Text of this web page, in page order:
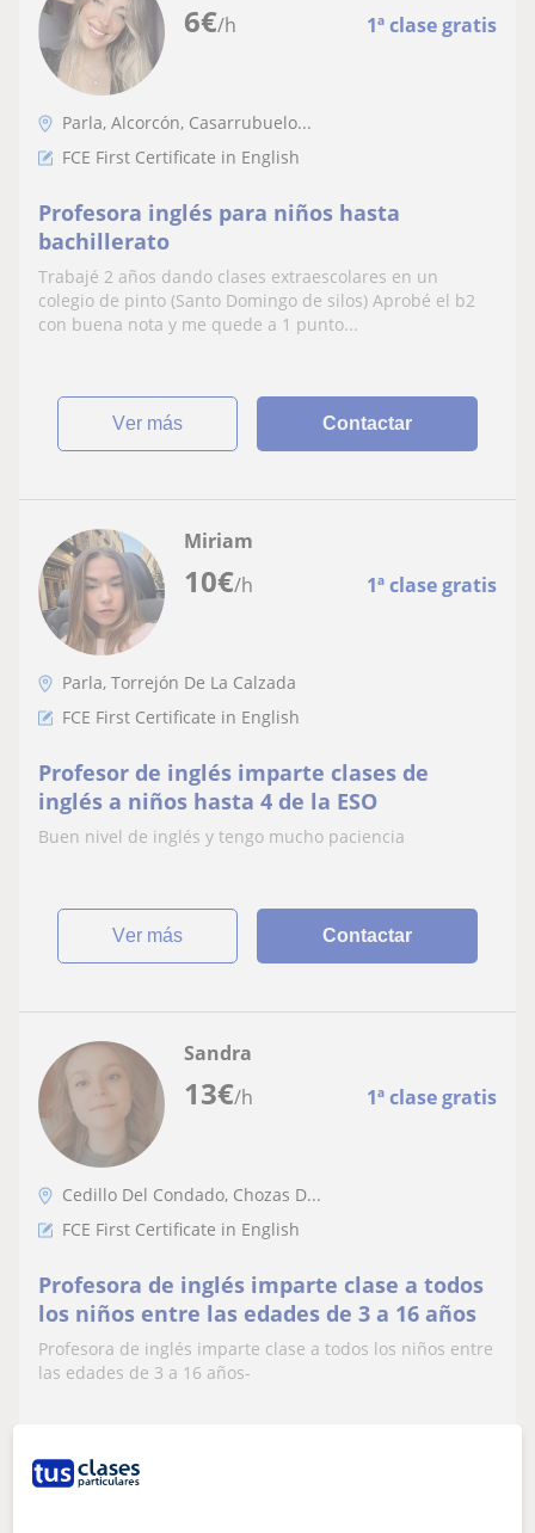
6€/h 1ª clase gratis
Parla, Alcorcón, Casarrubuelo...
FCE First Certificate in English
Profesora inglés para niños hasta
bachillerato
Trabajé 2 años dando clases extraescolares en un
colegio de pinto (Santo Domingo de silos) Aprobé el b2
con buena nota y me quede a 1 punto...
ver más Contactar
10€/h 1ª clase gratis
Miriam
Parla, Torrejón De La Calzada
FCE First Certificate in English
Profesor de inglés imparte clases de
inglés a niños hasta 4 de la ESO
Buen nivel de inglés y tengo mucho paciencia
ver más Contactar
13€/h 1ª clase gratis
Sandra
Cedillo Del Condado, Chozas D...
FCE First Certificate in English
Profesora de inglés imparte clase a todos
los niños entre las edades de 3 a 16 años
Profesora de inglés imparte clase a todos los niños entre
las edades de 3 a 16 años-
ver más